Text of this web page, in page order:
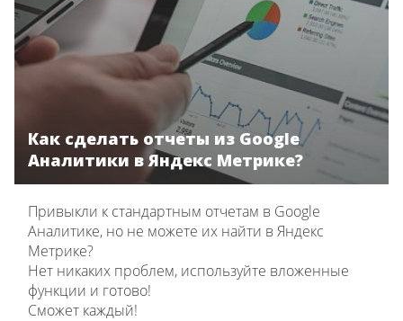
Как сделать отчеты из Google
Аналитики в Яндекс Метрике?
Привыкли к стандартным отчетам в Google
Аналитике, но не можете их найти в Яндекс
Метрике?
Нет никаких проблем, используйте вложенные
функции и готово!
Сможет каждый!